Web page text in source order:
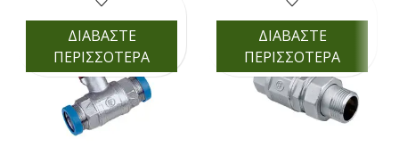
ΔΙΑΒΑΣΤΕ
ΠΕΡΙΣΣΟΤΕΡΑ
ΔΙΑΒΑΣΤΕ
ΠΕΡΙΣΣΟΤΕΡΑ